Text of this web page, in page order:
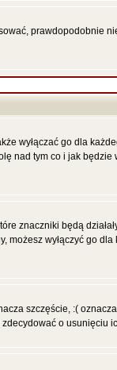
prawdopodobnie
wyłączać go dla
nad tym co i jak
znaczniki będą
możesz wyłączyć go
szczęście, :(
o usunięciu